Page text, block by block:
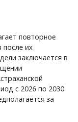
повторное
после их
заключается в
с 2026 по 2030
за